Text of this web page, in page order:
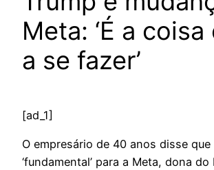
Meta: ‘É a
a se fazer’
[ad_1]
O empresário de 40 anos disse que
‘fundamental’ para a Meta, dona